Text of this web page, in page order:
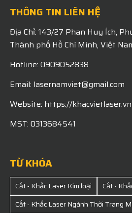
THÔNG TIN LIÊN HỆ
Địa Chỉ: 143/27 Phan Huy Ích,
Thành phố Hồ Chí Minh, Việt
Hotline: 0909052838
Email: lasernamviet@gmail.com
Website: https://khacvietlaser.vn
MST: 0313684541
TỪ KHÓA
Cắt - Khắc Laser Kim loại
Cắt -
Cắt - Khắc Laser Ngành Thời Trang